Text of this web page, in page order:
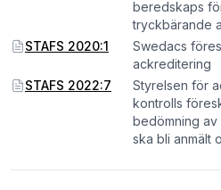
beredskaps
tryckbärande
STAFS 2020:1
Swedacs
ackreditering
STAFS 2022:7
Styrelsen för
kontrolls
bedömning av
ska bli anmält